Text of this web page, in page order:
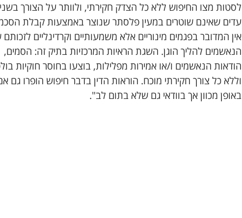
לסטות מצו החיפוש ללא כל הצדק חקירתי, ולוותר על הצורך בשני
עדים שאינם שוטרים במעין פלסתר שנוצר באמצעות קבלת
אין המדובר בפגמים מינוריים אלא משמעותיים וקרדינליים
הנאשמים להליך הוגן. השגת הראיות המרכזיות בתיק זה: הסמים,
הודאות הנאשמים ו/או אמירות מפלילות, בוצעו בחוסר חוקיות
וללא כל צורך חקירתי מוכח. הוראות הדין בדבר חיפוש הופרו גם
באופן מכוון אך בוודאי גם שלא בתום לב".